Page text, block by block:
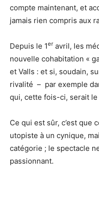
compte maintenant, et
jamais rien compris aux
Depuis le 1er avril, les
nouvelle cohabitation «
et Valls : et si, soudain,
rivalité – par exemple
qui, cette fois-ci, serait
Ce qui est sûr, c’est que
utopiste à un cynique,
catégorie ; le spectacle
passionnant.